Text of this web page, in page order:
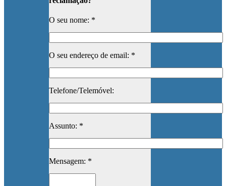
O seu nome: *
O seu endereço de email: *
Telefone/Telemóvel:
Assunto: *
Mensagem: *